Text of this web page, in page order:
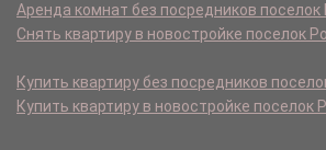
Аренда комнат без посредников поселок
Снять квартиру в новостройке поселок
Купить квартиру без посредников
Купить квартиру в новостройке поселок